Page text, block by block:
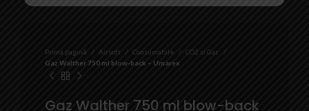
Prima pagină Airsoft Consumabile
CO2 si Gaz
Gaz Walther 750 ml blow-back – Umarex
Gaz Walther 750 ml blow-back